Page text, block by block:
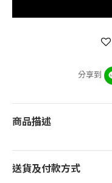
分享到
商品描述
送貨及付款方式